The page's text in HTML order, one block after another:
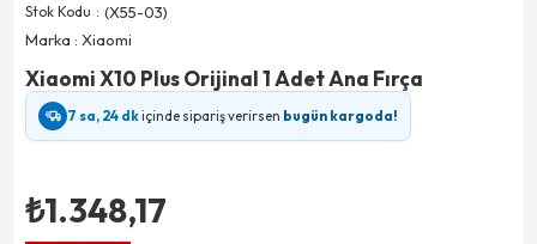
Stok Kodu
(X55-03)
Marka : Xiaomi
Xiaomi X10 Plus Orijinal 1 Adet Ana Fırça
7 sa, 24 dkiçinde sipariş verirsen bugün kargoda!
₺1.348,17